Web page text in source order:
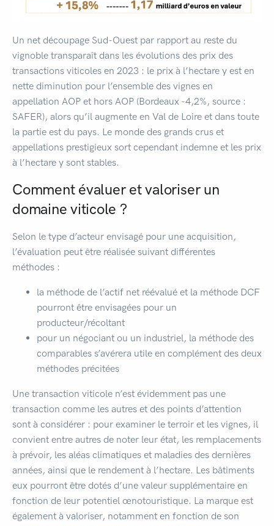
Un net découpage Sud-Ouest par rapport au reste du
vignoble transparaît dans les évolutions des prix des
transactions viticoles en 2023 : le prix à l’hectare y est en
nette diminution pour l’ensemble des vignes en
appellation AOP et hors AOP (Bordeaux -4,2%, source :
SAFER), alors qu’il augmente en Val de Loire et dans toute
la partie est du pays. Le monde des grands crus et
appellations prestigieux sort cependant indemne et les prix
à l’hectare y sont stables.
Comment évaluer et valoriser un
domaine viticole ?
Selon le type d’acteur envisagé pour une acquisition,
l’évaluation peut être réalisée suivant différentes
méthodes :
la méthode de l’actif net réévalué et la méthode DCF
pourront être envisagées pour un
producteur/récoltant
pour un négociant ou un industriel, la méthode des
comparables s’avérera utile en complément des deux
méthodes précitées
Une transaction viticole n’est évidemment pas une
transaction comme les autres et des points d’attention
sont à considérer : pour examiner le terroir et les vignes, il
convient entre autres de noter leur état, les remplacements
à prévoir, les aléas climatiques et maladies des dernières
années, ainsi que le rendement à l’hectare. Les bâtiments
eux pourront être dotés d’une valeur supplémentaire en
fonction de leur potentiel œnotouristique. La marque est
également à valoriser, notamment en fonction de son